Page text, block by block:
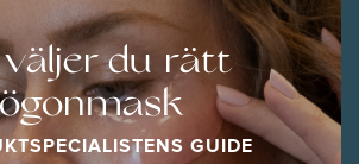
väljer du rätt
ögonmask
GUIDE